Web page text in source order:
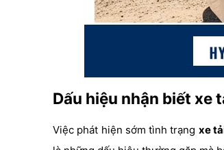
Dấu hiệu nhận biết xe
Việc phát hiện sớm tình trạng xe